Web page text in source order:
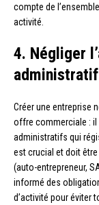
compte de
activité.
4. Négliger
administratif
Créer une entreprise
offre commerciale : il
administratifs qui
est crucial et doit
(auto-entrepreneur,
informé des
d’activité pour éviter